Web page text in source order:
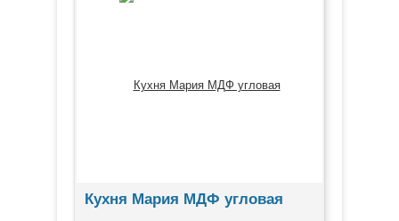
Кухня Мария МДФ угловая